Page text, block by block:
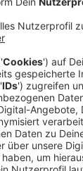
07.09.2020
Fähre
coronakonform
sonstigem